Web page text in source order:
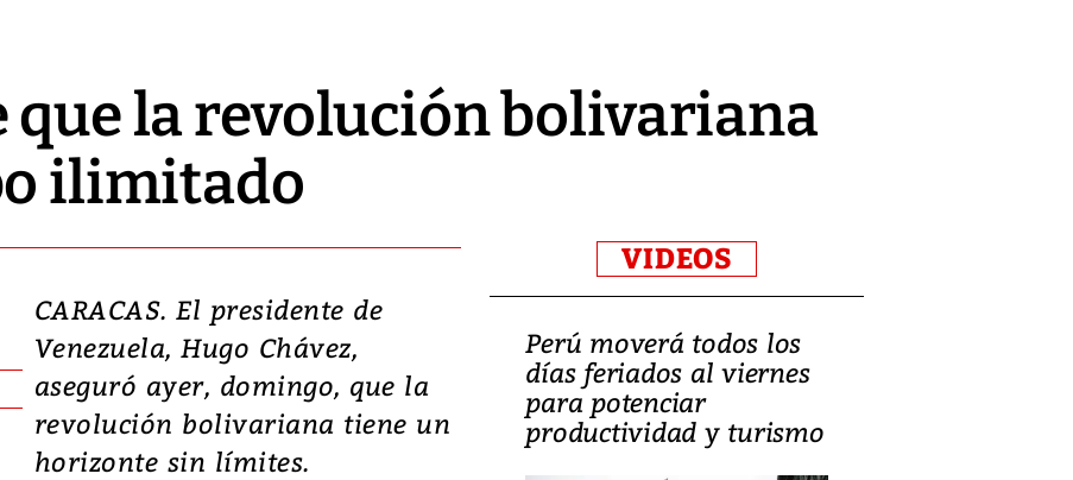
que la revolución bolivariana
ilimitado
CARACAS. El presidente de
Venezuela, Hugo Chávez,
aseguró ayer, domingo, que la
revolución bolivariana tiene un
horizonte sin límites.
VIDEOS
Video: Lula lanza su
candidatura con
promesas de inversión
en defensa, educación y
tierras raras
Perú moverá todos los
días feriados al viernes
para potenciar
productividad y turismo